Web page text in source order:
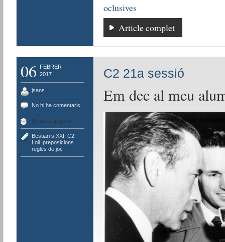
oclusives
Article complet
06
FEBRER
2017
jsans
No hi ha comentaris
Sense categoria
Bestiari s.XXI C2,
Loli, preposicions
regles de joc
C2 21a sessió
Em dec al meu